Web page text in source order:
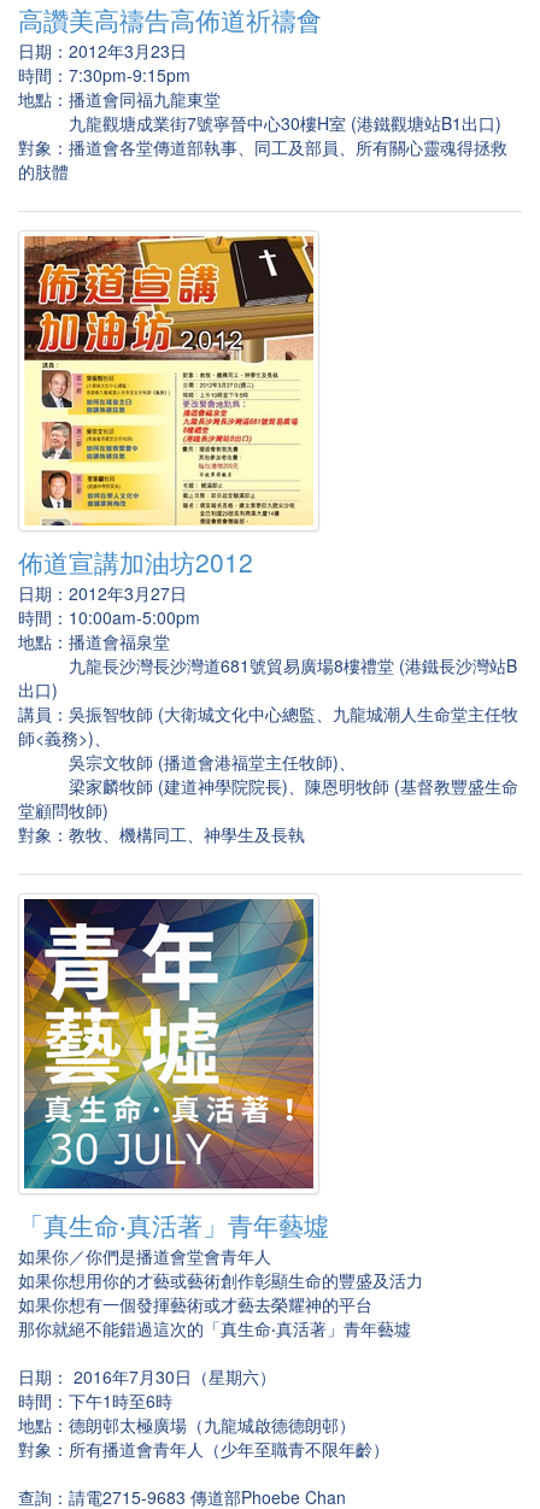
高讚美高禱告高佈道祈禱會
日期：2012年3月23日
時間：7:30pm-9:15pm
地點：播道會同福九龍東堂
九龍觀塘成業街7號寧晉中心30樓H室 (港鐵觀塘站B1出口)
對象：播道會各堂傳道部執事、同工及部員、所有關心靈魂得拯救
的肢體
佈道宣講加油坊2012
日期：2012年3月27日
時間：10:00am-5:00pm
地點：播道會福泉堂
九龍長沙灣長沙灣道681號貿易廣場8樓禮堂 (港鐵長沙灣站B
出口)
講員：吳振智牧師 (大衛城文化中心總監、九龍城潮人生命堂主任牧
師<義務>)、
吳宗文牧師 (播道會港福堂主任牧師)、
梁家麟牧師 (建道神學院院長)、陳恩明牧師 (基督教豐盛生命
堂顧問牧師)
對象：教牧、機構同工、神學生及長執
「真生命‧真活著」青年藝墟
如果你／你們是播道會堂會青年人
如果你想用你的才藝或藝術創作彰顯生命的豐盛及活力
如果你想有一個發揮藝術或才藝去榮耀神的平台
那你就絕不能錯過這次的「真生命‧真活著」青年藝墟
日期： 2016年7月30日（星期六）
時間：下午1時至6時
地點：德朗邨太極廣場（九龍城啟德德朗邨）
對象：所有播道會青年人（少年至職青不限年齡）
查詢：請電2715-9683 傳道部Phoebe Chan